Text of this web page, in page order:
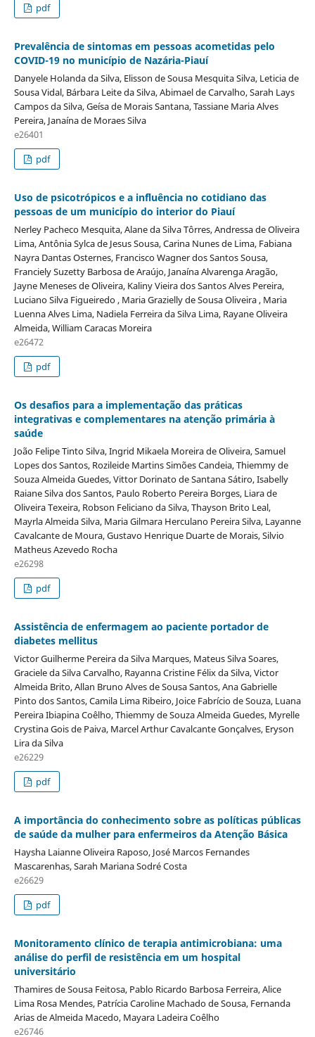
pdf
Prevalência de sintomas em pessoas acometidas pelo
COVID-19 no município de Nazária-Piauí
Danyele Holanda da Silva, Elisson de Sousa Mesquita Silva, Leticia de
Sousa Vidal, Bárbara Leite da Silva, Abimael de Carvalho, Sarah Lays
Campos da Silva, Geísa de Morais Santana, Tassiane Maria Alves
Pereira, Janaína de Moraes Silva
e26401
pdf
Uso de psicotrópicos e a influência no cotidiano das
pessoas de um município do interior do Piauí
Nerley Pacheco Mesquita, Alane da Silva Tôrres, Andressa de Oliveira
Lima, Antônia Sylca de Jesus Sousa, Carina Nunes de Lima, Fabiana
Nayra Dantas Osternes, Francisco Wagner dos Santos Sousa,
Franciely Suzetty Barbosa de Araújo, Janaína Alvarenga Aragão,
Jayne Meneses de Oliveira, Kaliny Vieira dos Santos Alves Pereira,
Luciano Silva Figueiredo , Maria Grazielly de Sousa Oliveira , Maria
Luenna Alves Lima, Nadiela Ferreira da Silva Lima, Rayane Oliveira
Almeida, William Caracas Moreira
e26472
pdf
Os desafios para a implementação das práticas
integrativas e complementares na atenção primária à
saúde
João Felipe Tinto Silva, Ingrid Mikaela Moreira de Oliveira, Samuel
Lopes dos Santos, Rozileide Martins Simões Candeia, Thiemmy de
Souza Almeida Guedes, Vittor Dorinato de Santana Sátiro, Isabelly
Raiane Silva dos Santos, Paulo Roberto Pereira Borges, Liara de
Oliveira Texeira, Robson Feliciano da Silva, Thayson Brito Leal,
Mayrla Almeida Silva, Maria Gilmara Herculano Pereira Silva, Layanne
Cavalcante de Moura, Gustavo Henrique Duarte de Morais, Silvio
Matheus Azevedo Rocha
e26298
pdf
Assistência de enfermagem ao paciente portador de
diabetes mellitus
Victor Guilherme Pereira da Silva Marques, Mateus Silva Soares,
Graciele da Silva Carvalho, Rayanna Cristine Félix da Silva, Victor
Almeida Brito, Allan Bruno Alves de Sousa Santos, Ana Gabrielle
Pinto dos Santos, Camila Lima Ribeiro, Joice Fabrício de Souza, Luana
Pereira Ibiapina Coêlho, Thiemmy de Souza Almeida Guedes, Myrelle
Crystina Gois de Paiva, Marcel Arthur Cavalcante Gonçalves, Eryson
Lira da Silva
e26229
pdf
A importância do conhecimento sobre as políticas públicas
de saúde da mulher para enfermeiros da Atenção Básica
Haysha Laianne Oliveira Raposo, José Marcos Fernandes
Mascarenhas, Sarah Mariana Sodré Costa
e26629
pdf
Monitoramento clínico de terapia antimicrobiana: uma
análise do perfil de resistência em um hospital
universitário
Thamires de Sousa Feitosa, Pablo Ricardo Barbosa Ferreira, Alice
Lima Rosa Mendes, Patrícia Caroline Machado de Sousa, Fernanda
Arias de Almeida Macedo, Mayara Ladeira Coêlho
e26746